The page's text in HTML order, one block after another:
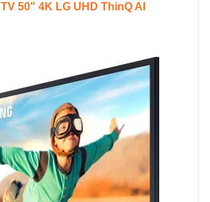
50" 4K LG UHD ThinQ AI